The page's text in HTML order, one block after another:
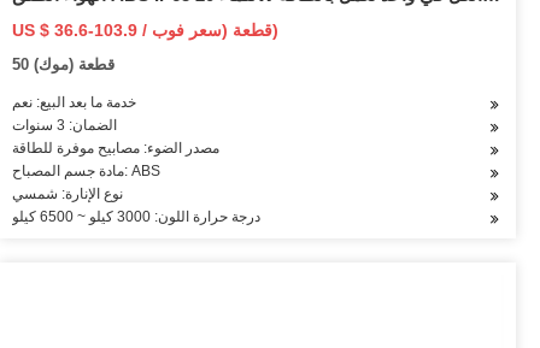
الشمسية الصمام ضوء الفيضانات
US $ 36.6-103.9 / قطعة (سعر فوب)
50 قطعة (موك)
خدمة ما بعد البيع: نعم
الضمان: 3 سنوات
مصدر الضوء: مصابيح موفرة للطاقة
مادة جسم المصباح: ABS
نوع الإنارة: شمسي
درجة حرارة اللون: 3000 كيلو ~ 6500 كيلو